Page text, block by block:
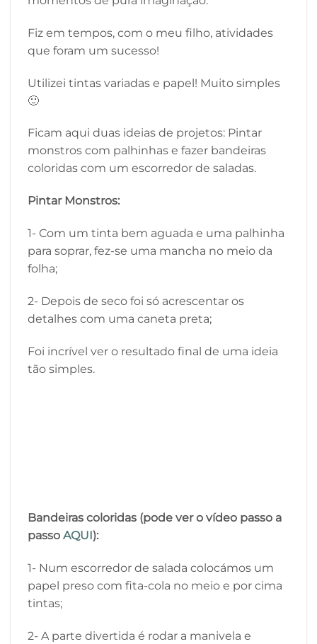
Fiz em tempos, com o meu filho, atividades
que foram um sucesso!
Utilizei tintas variadas e papel! Muito simples
🙂
Ficam aqui duas ideias de projetos: Pintar
monstros com palhinhas e fazer bandeiras
coloridas com um escorredor de saladas.
Pintar Monstros:
1- Com um tinta bem aguada e uma palhinha
para soprar, fez-se uma mancha no meio da
folha;
2- Depois de seco foi só acrescentar os
detalhes com uma caneta preta;
Foi incrível ver o resultado final de uma ideia
tão simples.
Bandeiras coloridas (pode ver o vídeo passo a
passo AQUI):
1- Num escorredor de salada colocámos um
papel preso com fita-cola no meio e por cima
tintas;
2- A parte divertida é rodar a manivela e